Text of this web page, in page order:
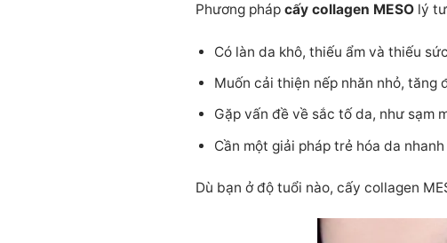
Phương phápcấy collagen MESO lý
Có làn da khô, thiếu ẩm và thiếu
Muốn cải thiện nếp nhăn nhỏ, tăng
Gặp vấn đề về sắc tố da, như sạm
Cần một giải pháp trẻ hóa da
Dù bạn ở độ tuổi nào, cấy collagen